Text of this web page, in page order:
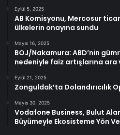
Eylül 5, 2025
AB Komisyonu, Mercosur
ülkelerin onayına sundu
Mayıs 16, 2025
BOJ/Nakamura: ABD’nin
nedeniyle faiz artışlarına ara
Eylül 21, 2025
Zonguldak’ta Dolandırıcılık
Mayıs 30, 2025
Vodafone Business, Bulut
Büyümeyle Ekosisteme Yön